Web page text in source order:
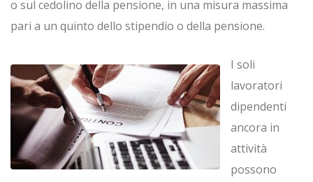
o sul cedolino della pensione, in una misura massima
pari a un quinto dello stipendio o della pensione.
I soli
lavoratori
dipendenti
ancora in
attività
possono